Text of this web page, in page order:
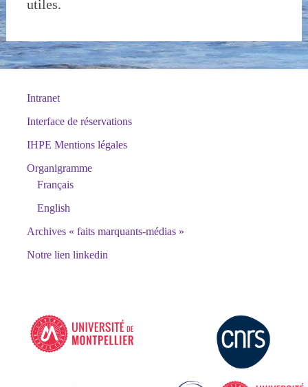
utiles.
Intranet
Interface de réservations
IHPE Mentions légales
Organigramme
Français
English
Archives « faits marquants-médias »
Notre lien linkedin